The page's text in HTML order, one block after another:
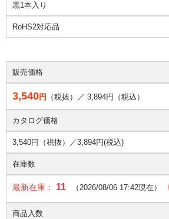
黒1本入り
RoHS2対応品
販売価格
3,540円 （税抜）／ 3,894円（税込）
カタログ価格
3,540円（税抜）／3,894円(税込)
在庫数
最新在庫： 11 （2026/08/06 17:42現在）
商品入数